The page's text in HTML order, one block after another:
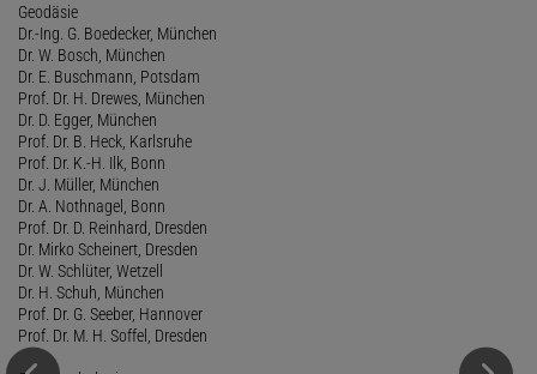
Geodäsie
Dr.-Ing. G. Boedecker, München
Dr. W. Bosch, München
Dr. E. Buschmann, Potsdam
Prof. Dr. H. Drewes, München
Dr. D. Egger, München
Prof. Dr. B. Heck, Karlsruhe
Prof. Dr. K.-H. Ilk, Bonn
Dr. J. Müller, München
Dr. A. Nothnagel, Bonn
Prof. Dr. D. Reinhard, Dresden
Dr. Mirko Scheinert, Dresden
Dr. W. Schlüter, Wetzell
Dr. H. Schuh, München
Prof. Dr. G. Seeber, Hannover
Prof. Dr. M. H. Soffel, Dresden